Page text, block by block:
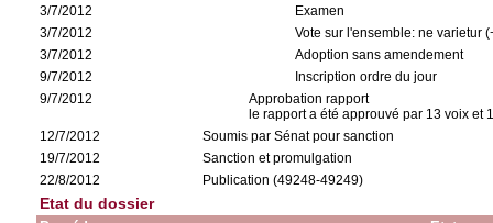
3/7/2012
Examen
3/7/2012
Vote sur l'ensemble: ne varietur
3/7/2012
Adoption sans amendement
9/7/2012
Inscription ordre du jour
9/7/2012
Approbation rapport
le rapport a été approuvé par 13 voix et
12/7/2012
Soumis par Sénat pour sanction
19/7/2012
Sanction et promulgation
22/8/2012
Publication (49248-49249)
Etat du dossier